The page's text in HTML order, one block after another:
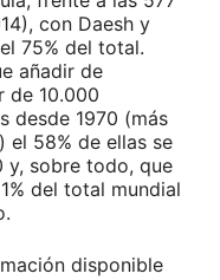
con Daesh y
75% del total.
añadir de
de 10.000
desde 1970 (más
el 58% de ellas se
y, sobre todo, que
del total mundial
disponible